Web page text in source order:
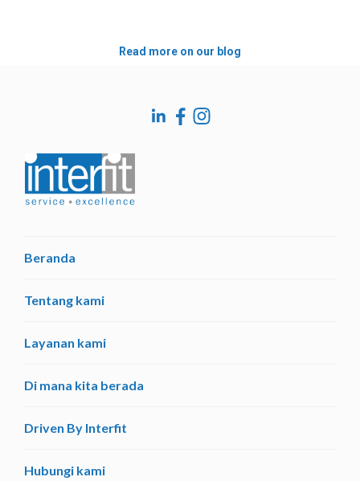
Read more on our blog
Beranda
Tentang kami
Layanan kami
Di mana kita berada
Driven By Interfit
Hubungi kami